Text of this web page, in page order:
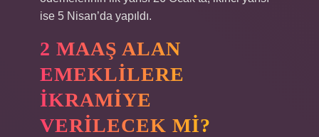
ise 5 Nisan’da yapıldı.
2 MAAŞ ALAN
EMEKLILERE
IKRAMIYE
VERILECEK MI?